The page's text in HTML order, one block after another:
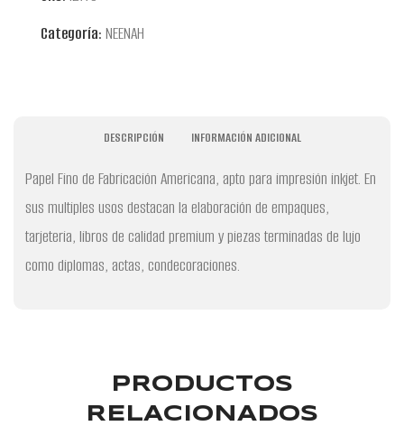
Categoría: NEENAH
DESCRIPCIÓN INFORMACIÓN ADICIONAL
Papel Fino de Fabricación Americana, apto para impresión inkjet. En
sus multiples usos destacan la elaboración de empaques,
tarjeteria, libros de calidad premium y piezas terminadas de lujo
como diplomas, actas, condecoraciones.
PRODUCTOS
RELACIONADOS